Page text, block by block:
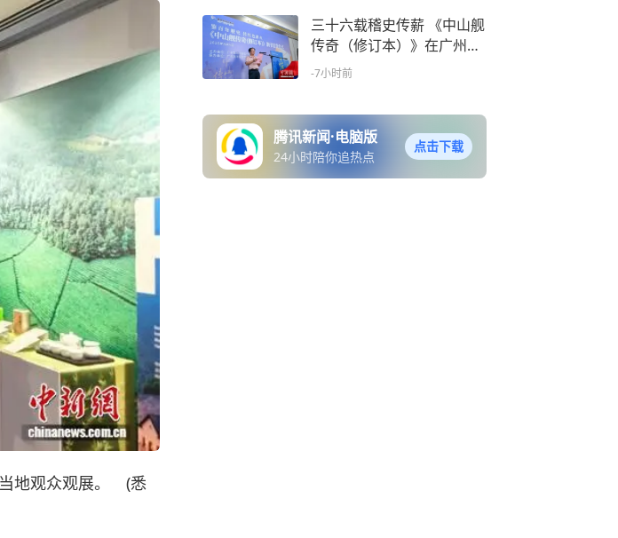
当地观众观展。 (悉
三十六载稽史传薪 《中山舰
传奇（修订本）》在广州首
发
-7小时前
腾讯新闻·电脑版
24小时陪你追热点
点击下载